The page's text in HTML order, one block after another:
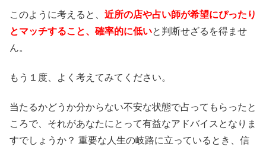
このように考えると、 近所の店や占い師が希望にぴったり
とマッチすること、確率的に低いと判断せざるを得ませ
ん。
もう１度、よく考えてみてください。
当たるかどうか分からない不安な状態で占ってもらったと
ころで、それがあなたにとって有益なアドバイスとなりま
すでしょうか？ 重要な人生の岐路に立っているとき、信